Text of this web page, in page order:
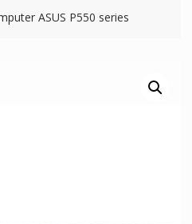
ASUS P550 series